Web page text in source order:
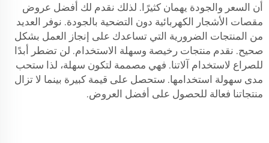
أن السعر والجودة يهمان كثيرًا. لذلك نقدم لك أفضل عروض
مقصات الأشجار الكهربائية دون التضحية بالجودة. نوفر العديد
من المنتجات الضرورية التي تساعدك على إنجاز العمل بشكل
صحيح. نقدم منتجات رخيصة وسهلة الاستخدام. لن تضطر أبدًا
للصراع لاستخدام آلاتنا. فهي مصممة لتكون سهلة، لذا ستحب
مدى سهولة استخدامها. ستحصل على قيمة كبيرة بينما لا تزال
منتجاتنا فعالة للحصول على أفضل العروض.